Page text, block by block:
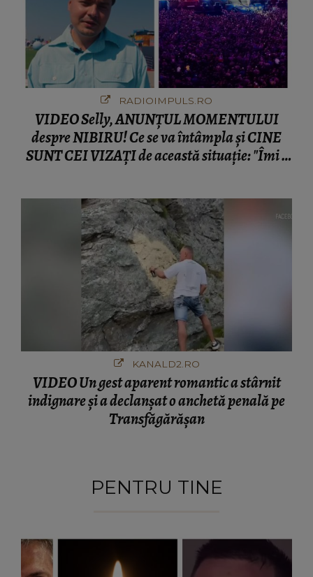
RADIOIMPULS.RO
VIDEO Selly, ANUNȚUL MOMENTULUI
despre NIBIRU! Ce se va întâmpla și CINE
SUNT CEI VIZAȚI de această situație: "Îmi e
KANALD2.RO
VIDEO Un gest aparent romantic a stârnit
indignare și a declanșat o anchetă penală pe
Transfăgărășan
PENTRU TINE